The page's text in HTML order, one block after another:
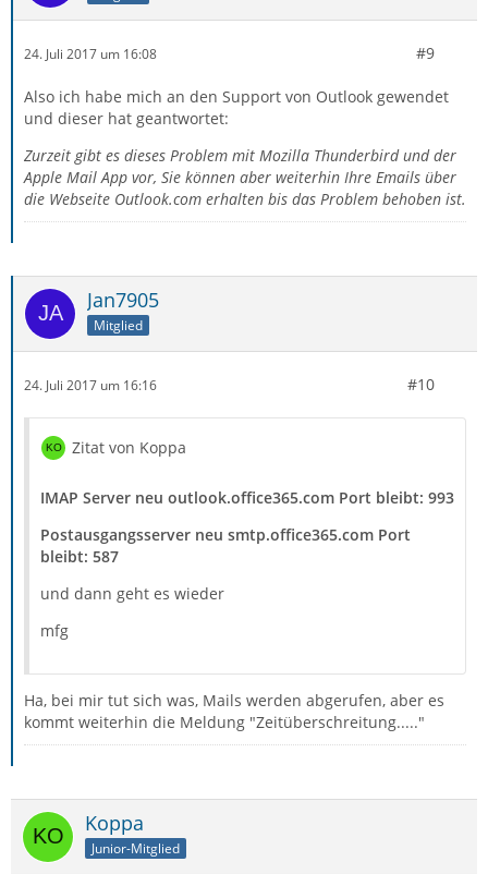
24. Juli 2017 um 16:08 #9
Also ich habe mich an den Support von Outlook gewendet
und dieser hat geantwortet:
Zurzeit gibt es dieses Problem mit Mozilla Thunderbird und der
Apple Mail App vor, Sie können aber weiterhin Ihre Emails über
die Webseite Outlook.com erhalten bis das Problem behoben ist.
Jan7905
Mitglied
24. Juli 2017 um 16:16 #10
Zitat von Koppa
IMAP Server neu outlook.office365.com Port bleibt: 993
Postausgangsserver neu smtp.office365.com Port
bleibt: 587
und dann geht es wieder
mfg
Ha, bei mir tut sich was, Mails werden abgerufen, aber es
kommt weiterhin die Meldung "Zeitüberschreitung....."
Koppa
Junior-Mitglied